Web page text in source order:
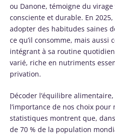
ou Danone, témoigne du
consciente et durable. En
adopter des habitudes saines
ce qu’il consomme, mais aussi
intégrant à sa routine
varié, riche en nutriments
privation.
Décoder l’équilibre
l’importance de nos choix
statistiques montrent que,
de 70 % de la population